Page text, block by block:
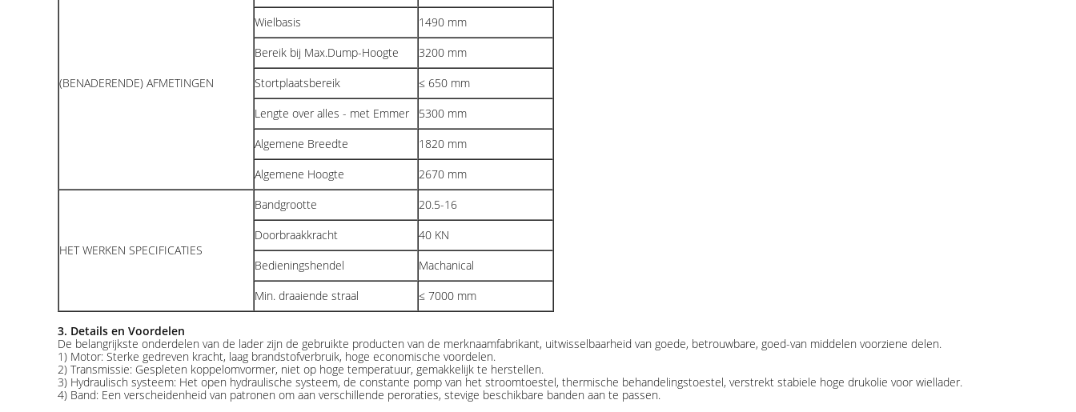
(BENADERENDE) AFMETINGEN
Wielbasis
1490 mm
Bereik bij Max.Dump-Hoogte
3200 mm
Stortplaatsbereik
≤ 650 mm
Lengte over alles - met Emmer
5300 mm
Algemene Breedte
1820 mm
Algemene Hoogte
2670 mm
HET WERKEN SPECIFICATIES
Bandgrootte
20.5-16
Doorbraakkracht
40 KN
Bedieningshendel
Machanical
Min. draaiende straal
≤ 7000 mm
3. Details en Voordelen
De belangrijkste onderdelen van de lader zijn de gebruikte producten van de merknaamfabrikant, uitwisselbaarheid van goede, betrouwbare, goed-van middelen voorziene delen.
1) Motor: Sterke gedreven kracht, laag brandstofverbruik, hoge economische voordelen.
2) Transmissie: Gespleten koppelomvormer, niet op hoge temperatuur, gemakkelijk te herstellen.
3) Hydraulisch systeem: Het open hydraulische systeem, de constante pomp van het stroomtoestel, thermische behandelingstoestel, verstrekt stabiele hoge drukolie voor wiellader.
4) Band: Een verscheidenheid van patronen om aan verschillende peroraties, stevige beschikbare banden aan te passen.